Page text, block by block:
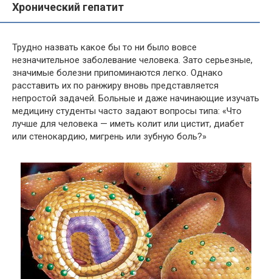
Хронический гепатит
Трудно назвать какое бы то ни было вовсе
незначительное заболевание человека. Зато серьезные,
значимые болезни припоминаются легко. Однако
расставить их по ранжиру вновь представляется
непростой задачей. Больные и даже начинающие изучать
медицину студенты часто задают вопросы типа: «Что
лучше для человека — иметь колит или цистит, диабет
или стенокардию, мигрень или зубную боль?»